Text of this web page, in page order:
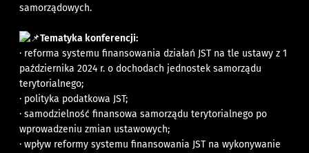
samorządowych.
Tematyka konferencji:
· reforma systemu finansowania działań JST na tle ustawy z 1
października 2024 r. o dochodach jednostek samorządu
terytorialnego;
· polityka podatkowa JST;
· samodzielność finansowa samorządu terytorialnego po
wprowadzeniu zmian ustawowych;
· wpływ reformy systemu finansowania JST na wykonywanie